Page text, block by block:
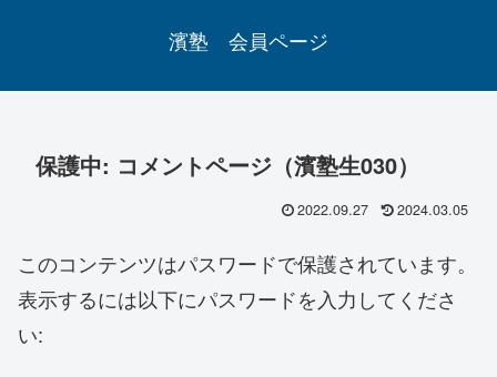
濱塾 会員ページ
保護中: コメントページ（濱塾生030）
2022.09.27 2024.03.05
このコンテンツはパスワードで保護されています。
表示するには以下にパスワードを入力してくださ
い: